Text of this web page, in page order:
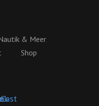
& Meer
Shop